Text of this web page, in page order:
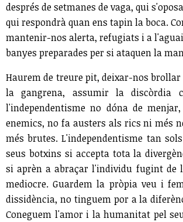
després de setmanes de vaga, qui
qui respondrà quan ens tapin la boca.
mantenir-nos alerta, refugiats i a
banyes preparades per si ataquen la
Haurem de treure pit, deixar-nos
la gangrena, assumir la discòrdia
l'independentisme no dóna de
enemics, no fa austers als rics ni més
més brutes. L'independentisme tan
seus botxins si accepta tota la
si aprèn a abraçar l'individu fugint de
mediocre. Guardem la pròpia veu i
dissidència, no tinguem por a la
Coneguem l'amor i la humanitat pel